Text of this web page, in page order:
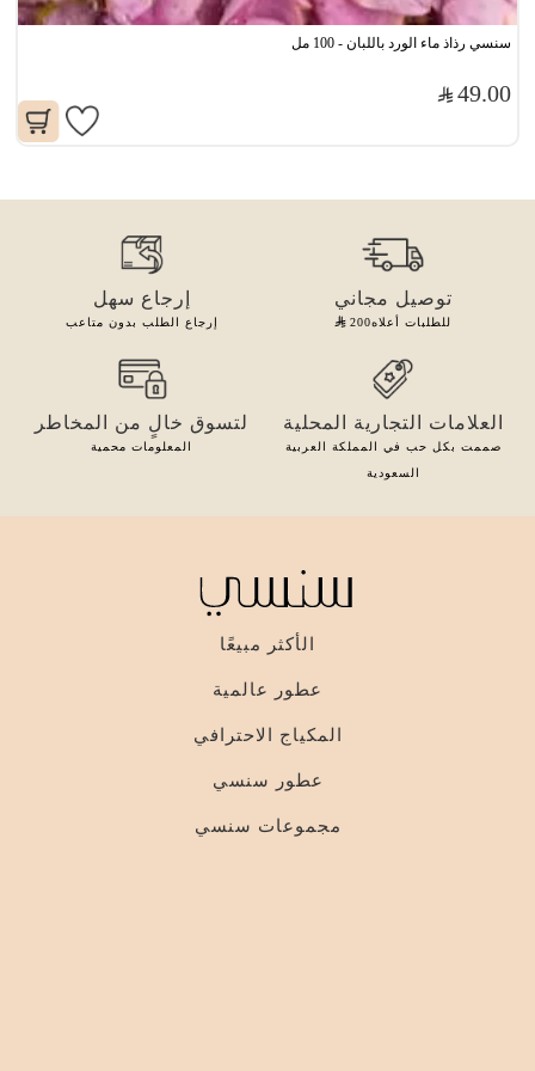
سنسي رذاذ ماء الورد باللبان - 100 مل
49.00
توصيل مجاني
للطلبات أعلاه200
إرجاع سهل
إرجاع الطلب بدون متاعب
العلامات التجارية المحلية
صممت بكل حب في المملكة العربية
السعودية
لتسوق خالٍ من المخاطر
المعلومات محمية
الأكثر مبيعًا
عطور عالمية
المكياج الاحترافي
عطور سنسي
مجموعات سنسي